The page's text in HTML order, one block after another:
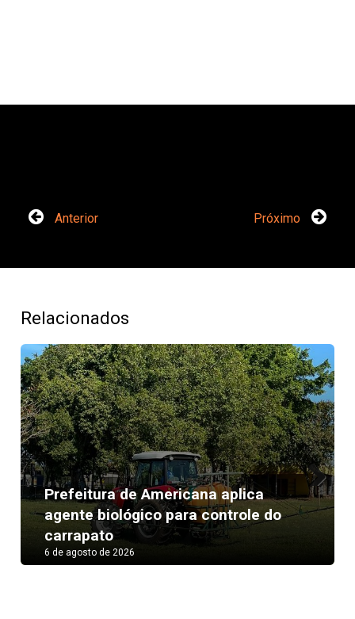
Anterior Próximo
Relacionados
Prefeitura de Americana aplica
agente biológico para controle do
carrapato
6 de agosto de 2026
Next